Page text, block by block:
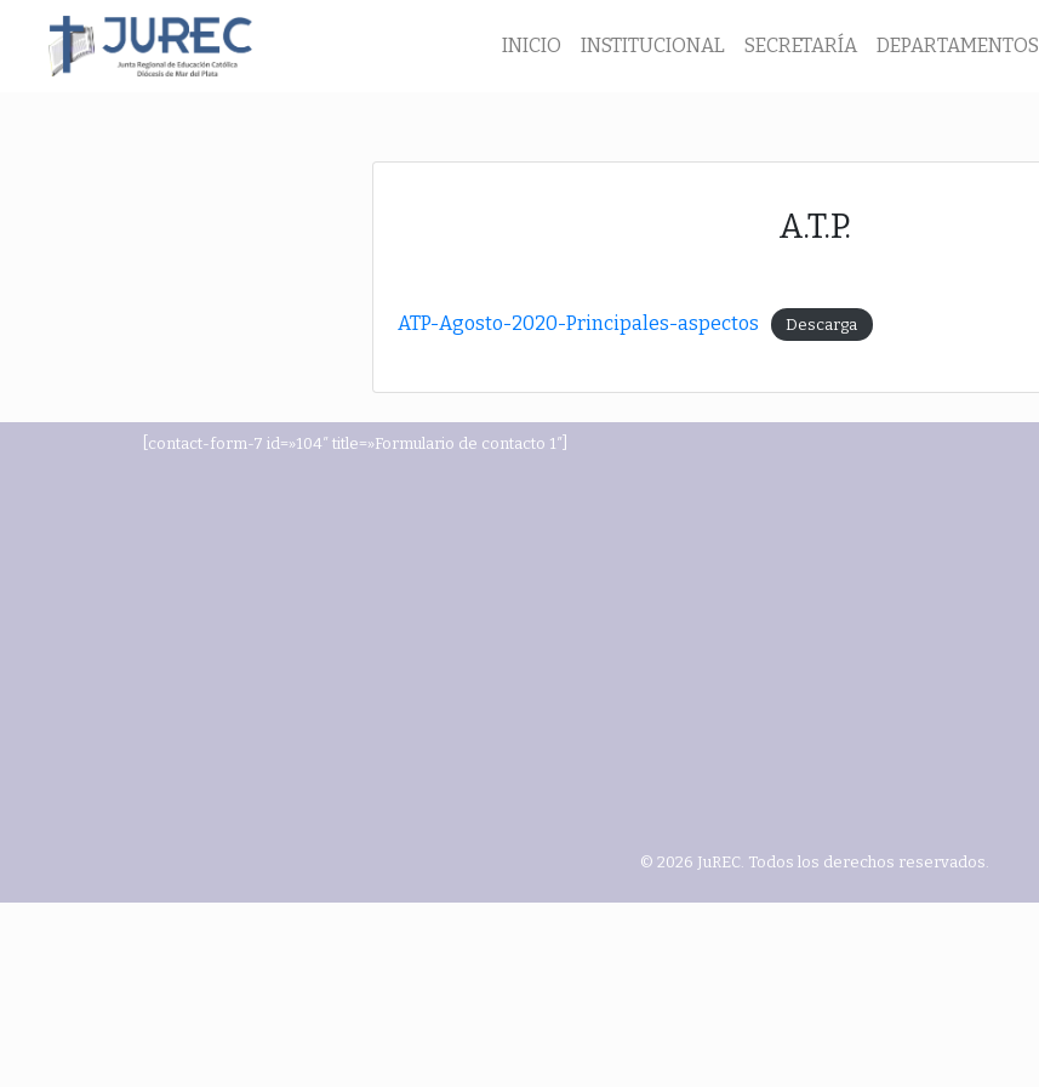
INICIO INSTITUCIONAL SECRETARÍA DEPARTAMENTOS
A.T.P.
ATP-Agosto-2020-Principales-aspectos Descarga
[contact-form-7 id=»104″ title=»Formulario de contacto 1″]
© 2026 JuREC. Todos los derechos reservados.